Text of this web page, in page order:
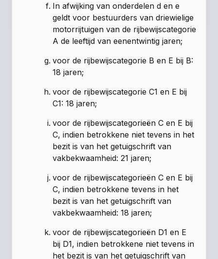
In afwijking van onderdelen d en e
geldt voor bestuurders van driewielige
motorrijtuigen van de rijbewijscategorie
A de leeftijd van eenentwintig jaren;
voor de rijbewijscategorie B en E bij B:
18 jaren;
voor de rijbewijscategorie C1 en E bij
C1: 18 jaren;
voor de rijbewijscategorieën C en E bij
C, indien betrokkene niet tevens in het
bezit is van het getuigschrift van
vakbekwaamheid: 21 jaren;
voor de rijbewijscategorieën C en E bij
C, indien betrokkene tevens in het
bezit is van het getuigschrift van
vakbekwaamheid: 18 jaren;
voor de rijbewijscategorieën D1 en E
bij D1, indien betrokkene niet tevens in
het bezit is van het getuigschrift van